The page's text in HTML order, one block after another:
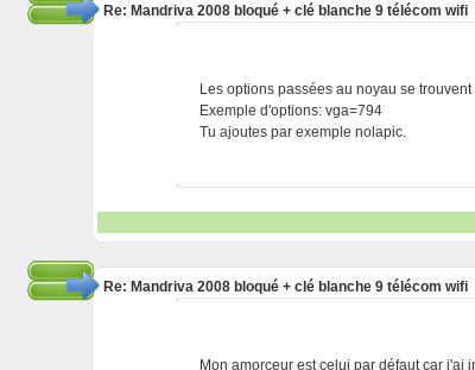
Re: Mandriva 2008 bloqué + clé blanche 9 télécom wifi
Les options passées au noyau se
Exemple d'options: vga=794
Tu ajoutes par exemple nolapic.
Re: Mandriva 2008 bloqué + clé blanche 9 télécom wifi
Mon amorceur est celui par défaut car j'ai